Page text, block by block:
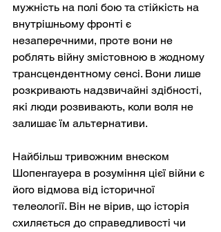
мужність на полі бою та стійкість на
внутрішньому фронті є
незаперечними, проте вони не
роблять війну змістовною в жодному
трансцендентному сенсі. Вони лише
розкривають надзвичайні здібності,
які люди розвивають, коли воля не
залишає їм альтернативи.
Найбільш тривожним внеском
Шопенгауера в розуміння цієї війни є
його відмова від історичної
телеології. Він не вірив, що історія
схиляється до справедливості чи